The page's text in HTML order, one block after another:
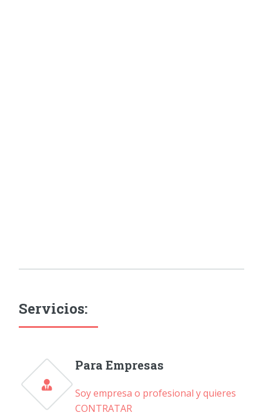
Servicios:
Para Empresas
Soy empresa o profesional y quieres
CONTRATAR